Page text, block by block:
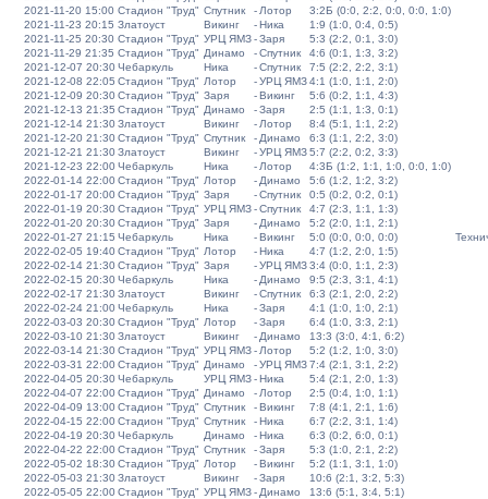
2021-11-20 15:00 Стадион "Труд" Спутник - Лотор
3:2Б (0:0, 2:2, 0:0, 0:0, 1:0)
2021-11-23 20:15 Златоуст Викинг -Ника
1:9 (1:0, 0:4, 0:5)
2021-11-25 20:30 Стадион "Труд" УРЦ ЯМЗ-Заря
5:3 (2:2, 0:1, 3:0)
2021-11-29 21:35 Стадион "Труд" Динамо -Спутник
4:6 (0:1, 1:3, 3:2)
2021-12-07 20:30Чебаркуль Ника -Спутник
7:5 (2:2, 2:2, 3:1)
2021-12-08 22:05 Стадион "Труд" Лотор -УРЦ ЯМЗ4:1 (1:0, 1:1, 2:0)
2021-12-09 20:30Стадион "Труд" Заря -Викинг
5:6 (0:2, 1:1, 4:3)
2021-12-13 21:35 Стадион "Труд" Динамо -Заря
2:5 (1:1, 1:3, 0:1)
2021-12-14 21:30Златоуст Викинг - Лотор
8:4 (5:1, 1:1, 2:2)
2021-12-20 21:30Стадион "Труд" Спутник - Динамо
6:3 (1:1, 2:2, 3:0)
2021-12-21 21:30Златоуст Викинг -УРЦ ЯМЗ5:7 (2:2, 0:2, 3:3)
2021-12-23 22:00Чебаркуль Ника - Лотор
4:3Б (1:2, 1:1, 1:0, 0:0, 1:0)
2022-01-14 22:00Стадион "Труд" Лотор - Динамо
5:6 (1:2, 1:2, 3:2)
2022-01-17 20:00Стадион "Труд" Заря -Спутник
0:5 (0:2, 0:2, 0:1)
2022-01-19 20:30Стадион "Труд" УРЦ ЯМЗ-Спутник
4:7 (2:3, 1:1, 1:3)
2022-01-20 20:30Стадион "Труд" Заря - Динамо
5:2 (2:0, 1:1, 2:1)
2022-01-27 21:15 Чебаркуль Ника -Викинг 5:0 (0:0, 0:0, 0:0)
2022-02-05 19:40Стадион "Труд" Лотор -Ника
4:7 (1:2, 2:0, 1:5)
2022-02-14 21:30Стадион "Труд" Заря -УРЦ ЯМЗ3:4 (0:0, 1:1, 2:3)
2022-02-15 20:30Чебаркуль Ника - Динамо
9:5 (2:3, 3:1, 4:1)
2022-02-17 21:30Златоуст Викинг -Спутник
6:3 (2:1, 2:0, 2:2)
2022-02-24 21:00Чебаркуль Ника -Заря
4:1 (1:0, 1:0, 2:1)
2022-03-03 20:30Стадион "Труд" Лотор -Заря
6:4 (1:0, 3:3, 2:1)
2022-03-10 21:30Златоуст Викинг - Динамо
13:3 (3:0, 4:1, 6:2)
2022-03-14 21:30Стадион "Труд" УРЦ ЯМЗ- Лотор
5:2 (1:2, 1:0, 3:0)
2022-03-31 22:00Стадион "Труд" Динамо -УРЦ ЯМЗ7:4 (2:1, 3:1, 2:2)
2022-04-05 20:30Чебаркуль УРЦ ЯМЗ-Ника
5:4 (2:1, 2:0, 1:3)
2022-04-07 22:00Стадион "Труд" Динамо - Лотор
2:5 (0:4, 1:0, 1:1)
2022-04-09 13:00Стадион "Труд" Спутник -Викинг
7:8 (4:1, 2:1, 1:6)
2022-04-15 22:00Стадион "Труд" Спутник -Ника
6:7 (2:2, 3:1, 1:4)
2022-04-19 20:30Чебаркуль Динамо -Ника
6:3 (0:2, 6:0, 0:1)
2022-04-22 22:00Стадион "Труд" Спутник -Заря
5:3 (1:0, 2:1, 2:2)
2022-05-02 18:30Стадион "Труд" Лотор -Викинг
5:2 (1:1, 3:1, 1:0)
2022-05-03 21:30Златоуст Викинг -Заря
10:6 (2:1, 3:2, 5:3)
2022-05-05 22:00Стадион "Труд" УРЦ ЯМЗ- Динамо
13:6 (5:1, 3:4, 5:1)